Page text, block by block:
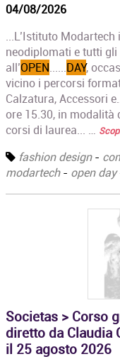
04/08/2026
...L’Istituto
neodiplomati e tutti
all’OPEN......DAY,
vicino i percorsi
Calzatura, Accessori
ore 15.30, in
corsi di laurea... …
fashion design-
modartech- open day
Societas > Corso
diretto da Claudia
il 25 agosto 2026